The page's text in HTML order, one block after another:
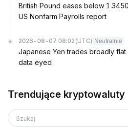
British Pound eases below
US Nonfarm Payrolls report
2026-08-07 08:02 (UTC) Neutralnie
Japanese Yen trades broadly flat
data eyed
Trendujące kryptowaluty
Szukaj